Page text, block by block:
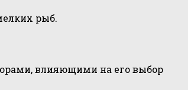
рыб.
влияющими на его выбор